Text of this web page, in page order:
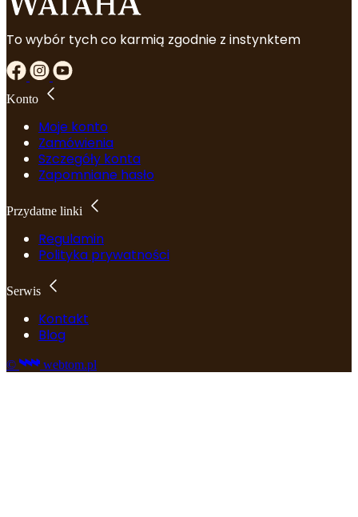
To wybór tych co karmią zgodnie z instynktem
Konto
Moje konto
Zamówienia
Szczegóły konta
Zapomniane hasło
Przydatne linki
Regulamin
Polityka prywatności
Serwis
Kontakt
Blog
© webtom.pl